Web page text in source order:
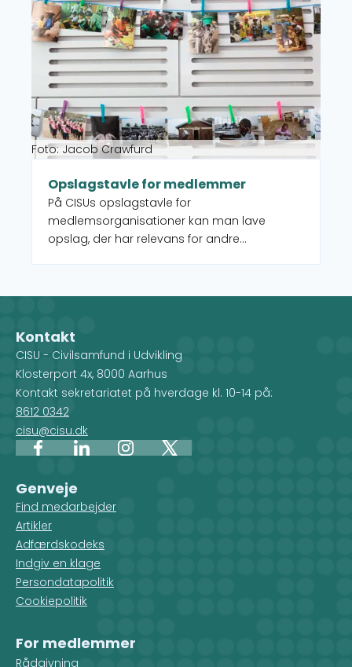
også, hvilke CISU-medlemsorganisationer,
der arbejder i det pågældende land.
Foto: Jacob Crawfurd
Opslagstavle for medlemmer
På CISUs opslagstavle for
medlemsorganisationer kan man lave
opslag, der har relevans for andre
Kontakt
CISU - Civilsamfund i Udvikling
Klosterport 4x, 8000 Aarhus
Kontakt sekretariatet på hverdage kl. 10-14 på:
8612 0342
cisu@cisu.dk
FacebookLinkedInInstagram
X
Genveje
Find medarbejder
Artikler
Adfærdskodeks
Indgiv en klage
Persondatapolitik
Cookiepolitik
For medlemmer
Rådgivning